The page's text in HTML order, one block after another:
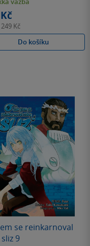
249 Kč
Do košíku
se reinkarnoval
9